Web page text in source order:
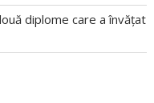
diplome care a învățat